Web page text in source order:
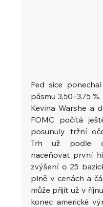
Fed sice
pásmu 3,50–3,75
Kevina Warshe a
FOMC počítá
posunuly tržní
Trh už podle
naceňovat první
zvýšení o 25
plně v cenách a
může přijít už v
konec americké